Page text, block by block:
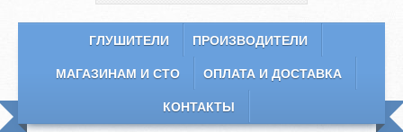
ГЛУШИТЕЛИ ПРОИЗВОДИТЕЛИ
МАГАЗИНАМ И СТО ОПЛАТА И ДОСТАВКА
КОНТАКТЫ